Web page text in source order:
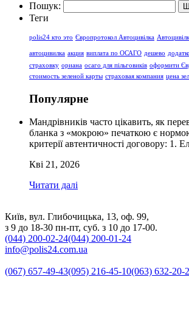
Пошук:
Теги
polis24 кто это Європротокол Автоцивілка
автоцивилка акция виплата по ОСАГО дешево
страховку ориана осаго для пільговиків оформити
стоимость зеленой карты страховая компания цена
Популярне
Мандрівників часто цікавить, як
бланка з «мокрою» печаткою є
критерії автентичності договору:
Кві 21, 2026
Читати далі
Київ, вул. Глибочицька, 13, оф. 99,
з 9 до 18-30 пн-пт, суб. з 10 до 17-00.
(044) 200-02-24(044) 200-01-24
info@polis24.com.ua
(067) 657-49-43(095) 216-45-10(063) 632-20-